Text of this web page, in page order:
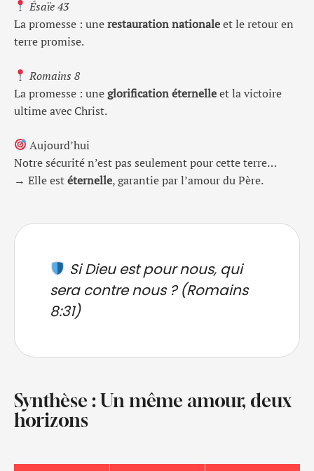
Ésaïe 43
La promesse : unerestauration nationaleet le retour en
terre promise.
Romains 8
La promesse : uneglorification éternelleet la victoire
ultime avec Christ.
Aujourd’hui
Notre sécurité n’est pas seulement pour cette terre…
→ Elle estéternelle, garantie par l’amour du Père.
Si Dieu est pour nous, qui
sera contre nous ?(Romains
8:31)
Synthèse : Un même amour, deux
horizons